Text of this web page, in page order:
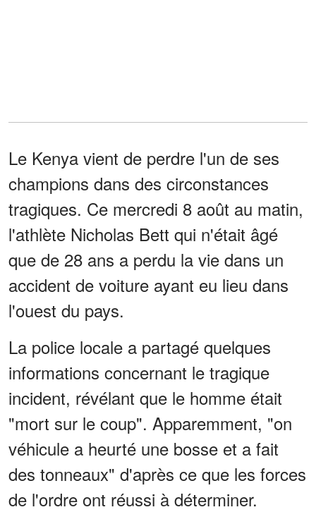
Le Kenya vient de perdre l'un de ses
champions dans des circonstances
tragiques. Ce mercredi 8 août au matin,
l'athlète Nicholas Bett qui n'était âgé
que de 28 ans a perdu la vie dans un
accident de voiture ayant eu lieu dans
l'ouest du pays.
La police locale a partagé quelques
informations concernant le tragique
incident, révélant que le homme était
"mort sur le coup". Apparemment, "on
véhicule a heurté une bosse et a fait
des tonneaux" d'après ce que les forces
de l'ordre ont réussi à déterminer.